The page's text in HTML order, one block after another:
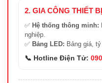
2. GIA CÔNG THIẾT
✅ Hệ thống thông minh:
nghiệp.
✅ Bảng LED: Bảng giá,
📞 Hotline Điện Tử: